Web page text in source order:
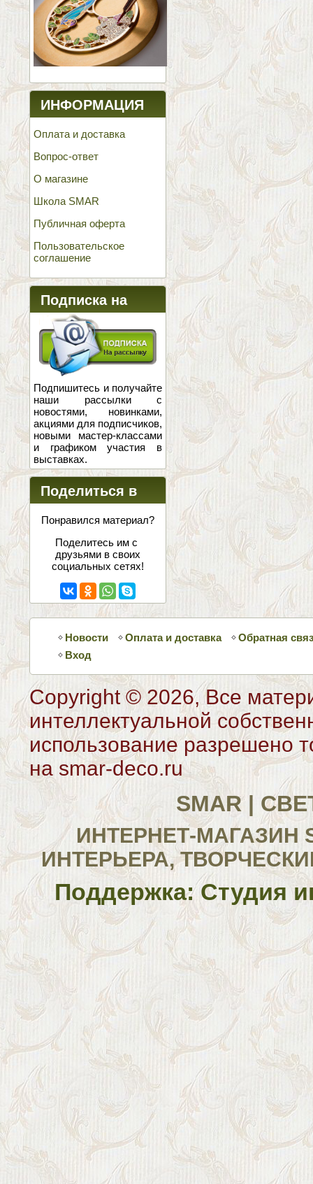
ИНФОРМАЦИЯ
Оплата и доставка
Вопрос-ответ
О магазине
Школа SMAR
Публичная оферта
Пользовательское
соглашение
Подписка на
новости
Подпишитесь и получайте
наши рассылки с
новостями, новинками,
акциями для подписчиков,
новыми мастер-классами
и графиком участия в
выставках.
Поделиться в
соцсетях
Понравился материал?
Поделитесь им с
друзьями в своих
социальных сетях!
Новости Оплата и доставка
Обратная
Вход
Copyright © 2026, Все
интеллектуальной
использование разрешено
на smar-deco.ru
SMAR |
ИНТЕРНЕТ-МАГАЗИН
ИНТЕРЬЕРА,
Поддержка: Студия